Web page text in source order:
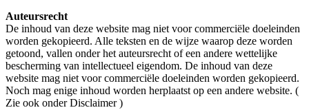
Auteursrecht
De inhoud van deze website mag niet voor commerciële doeleinden
worden gekopieerd. Alle teksten en de wijze waarop deze worden
getoond, vallen onder het auteursrecht of een andere wettelijke
bescherming van intellectueel eigendom. De inhoud van deze
website mag niet voor commerciële doeleinden worden gekopieerd.
Noch mag enige inhoud worden herplaatst op een andere website. (
Zie ook onder Disclaimer )